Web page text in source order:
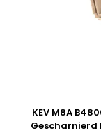
KEV M8A
Gescharnierd